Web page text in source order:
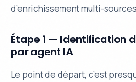
d’enrichissement multi-
Étape 1 — Identification
par agent IA
Le point de départ, c’est